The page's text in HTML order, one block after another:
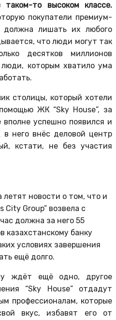
то высоком классе.
покупатели премиум-
лишать их любого
что люди могут так
десятков миллионов
которым хватило ума
столицы, который хотели
ЖК “Sky House”, за
успешно появился и
в него внёс деловой центр
кстати, не без участия
новости о том, что и
City Group” возвела с
должна за него 55
казахстанскому банку
условиях завершения
ещё долго.
ждёт ещё одно, другое
“Sky House” отдадут
профессионалам, которые
вкус, избавят его от